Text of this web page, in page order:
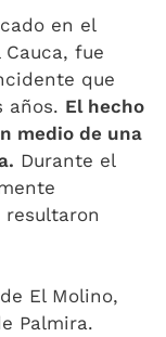
en el
fue
que
años. El hecho
medio de una
Durante el
El Molino,
Palmira.